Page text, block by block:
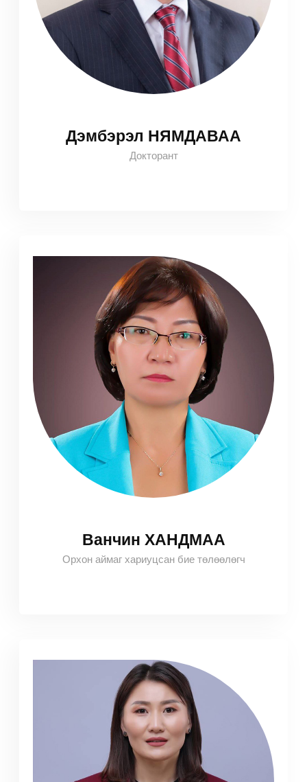
Дэмбэрэл НЯМДАВАА
Докторант
Ванчин ХАНДМАА
Орхон аймаг хариуцсан бие төлөөлөгч